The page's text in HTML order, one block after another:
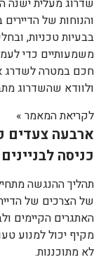
שדרוג מעלית ישנה
והנוחות של הדיירים
בבעיות טכניות,
משמעותיים כדי
חכם במטרה לשדרג
ולוודא שהשדרוג
לקריאת המאמר »
ארבעה צעדים
כניסה לבניינים
תהליך ההנגשה
של הצרכים של
האתגרים הקיימים
מקיף יכול למנוע
לא מתוכננות.